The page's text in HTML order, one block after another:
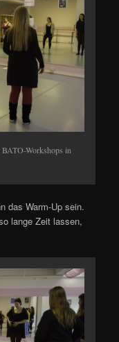
Workshops in
das Warm-Up sein.
lange Zeit lassen,